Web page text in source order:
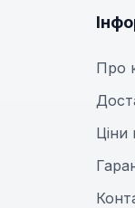
Про
Ціни